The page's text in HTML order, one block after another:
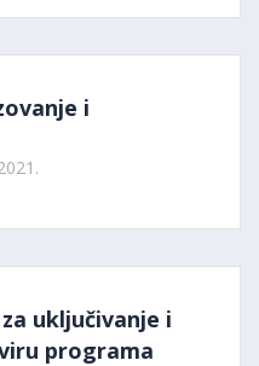
i
uključivanje i
programa